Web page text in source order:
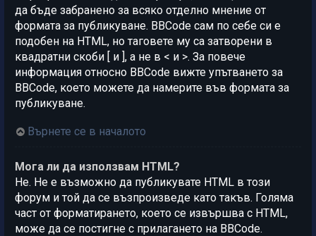
да бъде забранено за всяко отделно мнение от
формата за публикуване. BBCode сам по себе си е
подобен на HTML, но таговете му са затворени в
квадратни скоби [ и ], а не в < и >. За повече
информация относно BBCode вижте упътването за
BBCode, което можете да намерите във формата за
публикуване.
Върнете се в началото
Мога ли да използвам HTML?
Не. Не е възможно да публикувате HTML в този
форум и той да се възпроизведе като такъв. Голяма
част от форматирането, което се извършва с HTML,
може да се постигне с прилагането на BBCode.